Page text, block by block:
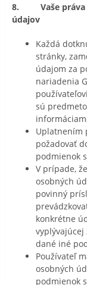
8. Vaše práva v
údajov
Každá
stránky,
údajom za
nariadenia
sú
Uplatnením
požadovať
podmienok
V prípade,
osobných
povinný
konkrétne
dané iné
Používateľ
osobných
podmienok